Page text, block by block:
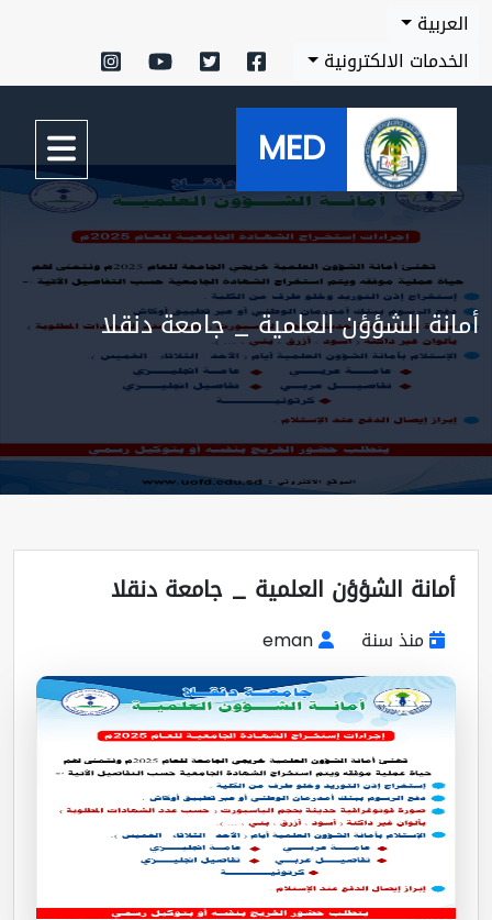
العربية
الخدمات الالكترونية
MED
أمانة الشؤؤن العلمية _ جامعة دنقلا
أمانة الشؤؤن العلمية _ جامعة دنقلا
منذ سنة